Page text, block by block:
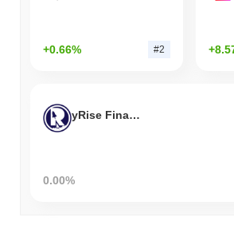
+0.66% #2
yRise Finance
0.00%